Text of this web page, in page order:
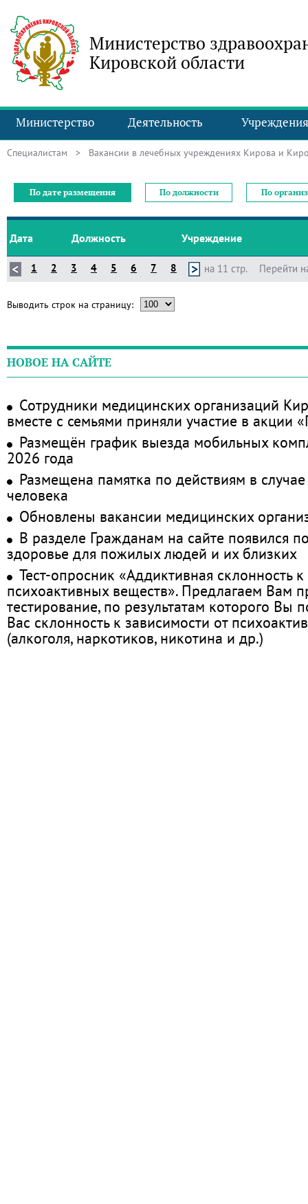
Министерство
Кировской области
Министерство Деятельность Учреждения
Специалистам > Вакансии в лечебных учреждениях Кирова и
По дате размещения По должности По
Дата Должность Учреждение
Перейти
1 2 3 4 5 6 7 8 на 11 стр.
Выводить строк на страницу:
НОВОЕ НА САЙТЕ
Сотрудники медицинских организаций
вместе с семьями приняли участие в акции
Размещён график выезда мобильных
2026 года
Размещена памятка по действиям в
человека
Обновлены вакансии медицинских
В разделе Гражданам на сайте появился
здоровье для пожилых людей и их близких
Тест-опросник «Аддиктивная склонность
психоактивных веществ». Предлагаем Вам
тестирование, по результатам которого Вы
Вас склонность к зависимости от
(алкоголя, наркотиков, никотина и др.)